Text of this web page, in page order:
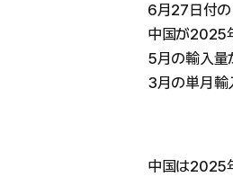
6月27日付の
中国が2025
5月の輸入量
3月の単月輸
中国は2025